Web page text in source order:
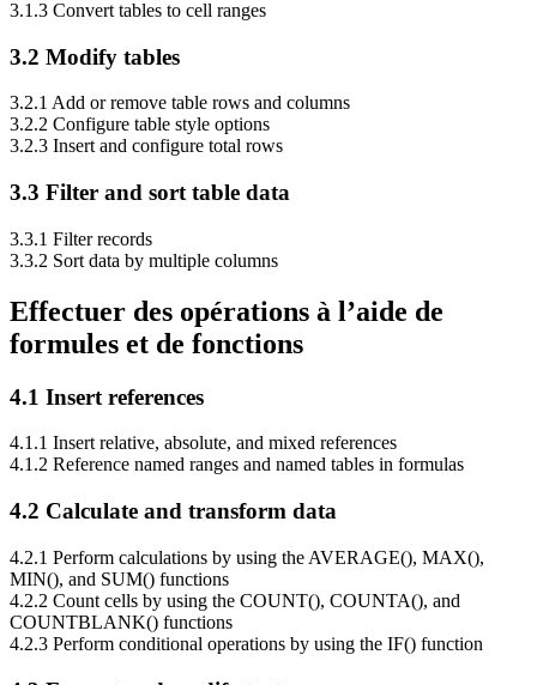
3.1.3 Convert tables to cell ranges
3.2 Modify tables
3.2.1 Add or remove table rows and columns
3.2.2 Configure table style options
3.2.3 Insert and configure total rows
3.3 Filter and sort table data
3.3.1 Filter records
3.3.2 Sort data by multiple columns
Effectuer des opérations à l’aide de
formules et de fonctions
4.1 Insert references
4.1.1 Insert relative, absolute, and mixed references
4.1.2 Reference named ranges and named tables in formulas
4.2 Calculate and transform data
4.2.1 Perform calculations by using the AVERAGE(), MAX(),
MIN(), and SUM() functions
4.2.2 Count cells by using the COUNT(), COUNTA(), and
COUNTBLANK() functions
4.2.3 Perform conditional operations by using the IF() function